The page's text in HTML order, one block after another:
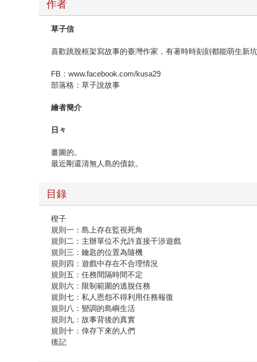
作者
草子信
喜歡跳脫框架寫故事的臺灣作家，有著時時刻刻都能萌生新
FB：www.facebook.com/kusa29
部落格：草子說故事
繪者簡介
日々
畫圖的。
最近剛還清無人島的債款。
目錄
楔子
規則一：島上存在監視死角
規則二：主辦單位不允許直接干涉遊戲
規則三：鑰匙的位置為隨機
規則四：遊戲中存在不合理情況
規則五：任務間隔時間不定
規則六：限制範圍的逃脫任務
規則七：私人恩怨不得利用任務報復
規則八：變調的島嶼生活
規則九：故事背後的真實
規則十：倖存下來的人們
後記